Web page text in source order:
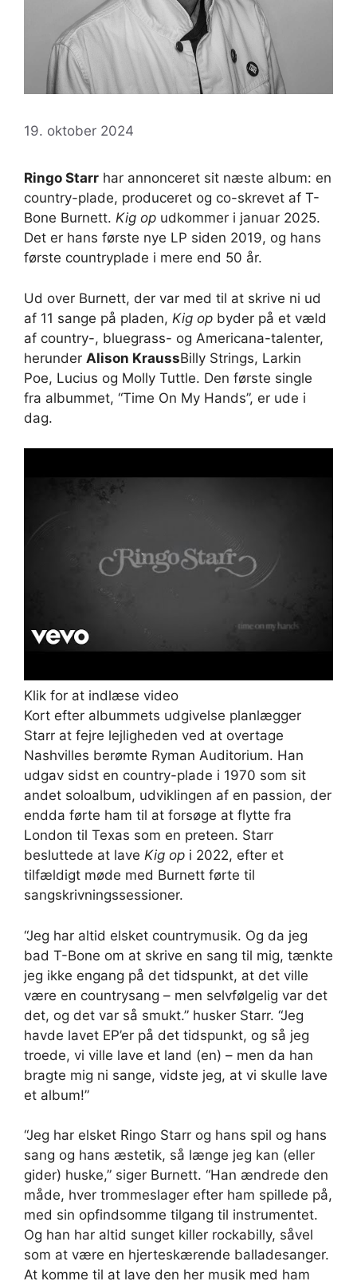
19. oktober 2024
Ringo Starr har annonceret sit næste album: en
country-plade, produceret og co-skrevet af T-
Bone Burnett. Kig op udkommer i januar 2025.
Det er hans første nye LP siden 2019, og hans
første countryplade i mere end 50 år.
Ud over Burnett, der var med til at skrive ni ud
af 11 sange på pladen, Kig op byder på et væld
af country-, bluegrass- og Americana-talenter,
herunder Alison KraussBilly Strings, Larkin
Poe, Lucius og Molly Tuttle. Den første single
fra albummet, “Time On My Hands”, er ude i
dag.
Klik for at indlæse video
Kort efter albummets udgivelse planlægger
Starr at fejre lejligheden ved at overtage
Nashvilles berømte Ryman Auditorium. Han
udgav sidst en country-plade i 1970 som sit
andet soloalbum, udviklingen af ​​en passion, der
endda førte ham til at forsøge at flytte fra
London til Texas som en preteen. Starr
besluttede at lave Kig op i 2022, efter et
tilfældigt møde med Burnett førte til
sangskrivningssessioner.
“Jeg har altid elsket countrymusik. Og da jeg
bad T-Bone om at skrive en sang til mig, tænkte
jeg ikke engang på det tidspunkt, at det ville
være en countrysang – men selvfølgelig var det
det, og det var så smukt.” husker Starr. “Jeg
havde lavet EP’er på det tidspunkt, og så jeg
troede, vi ville lave et land (en) – men da han
bragte mig ni sange, vidste jeg, at vi skulle lave
et album!”
“Jeg har elsket Ringo Starr og hans spil og hans
sang og hans æstetik, så længe jeg kan (eller
gider) huske,” siger Burnett. “Han ændrede den
måde, hver trommeslager efter ham spillede på,
med sin opfindsomme tilgang til instrumentet.
Og han har altid sunget killer rockabilly, såvel
som at være en hjerteskærende balladesanger.
At komme til at lave den her musik med ham